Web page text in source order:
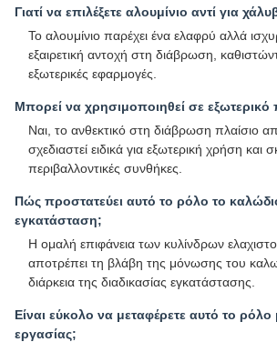
Γιατί να επιλέξετε αλουμίνιο αντί για
Το αλουμίνιο παρέχει ένα ελαφρύ αλλά
εξαιρετική αντοχή στη διάβρωση,
εξωτερικές εφαρμογές.
Μπορεί να χρησιμοποιηθεί σε εξωτερικό
Ναι, το ανθεκτικό στη διάβρωση πλαίσιο
σχεδιαστεί ειδικά για εξωτερική χρήση και
περιβαλλοντικές συνθήκες.
Πώς προστατεύει αυτό το ρόλο το
εγκατάσταση;
Η ομαλή επιφάνεια των κυλίνδρων
αποτρέπει τη βλάβη της μόνωσης του
διάρκεια της διαδικασίας εγκατάστασης.
Είναι εύκολο να μεταφέρετε αυτό το
εργασίας;